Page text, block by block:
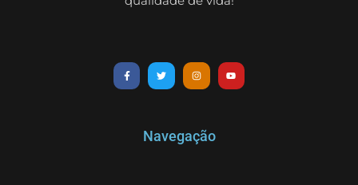
Navegação